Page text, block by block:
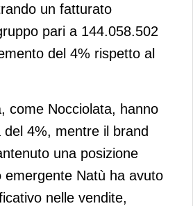
un fatturato
pari a 144.058.502
del 4% rispetto al
come Nocciolata, hanno
4%, mentre il brand
una posizione
emergente Natù ha avuto
nelle vendite,